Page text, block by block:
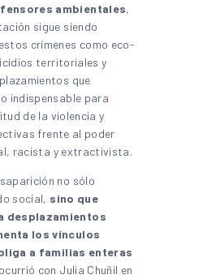
ambientales,
sigue siendo
crímenes como eco-
territoriales y
que
indispensable para
de la violencia y
frente al poder
racista y extractivista.
no sólo
social, sino que
desplazamientos
los vínculos
a familias enteras
con Julia Chuñil en